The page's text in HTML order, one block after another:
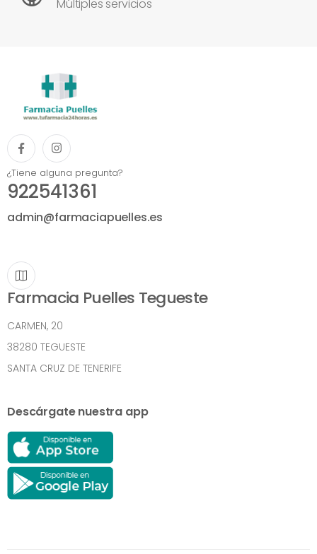
Múltiples servicios
¿Tiene alguna pregunta?
922541361
admin@farmaciapuelles.es
Farmacia Puelles Tegueste
CARMEN, 20
38280 TEGUESTE
SANTA CRUZ DE TENERIFE
Descárgate nuestra app